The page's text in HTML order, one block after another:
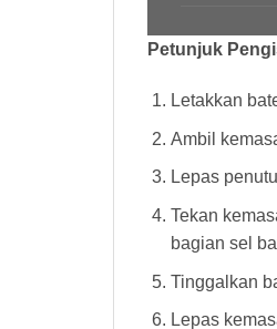
Petunjuk
Letakkan
Ambil
Lepas
Tekan
bagian sel
Tinggalkan
Lepas